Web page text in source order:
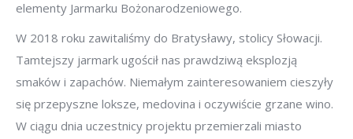
elementy Jarmarku Bożonarodzeniowego.
W 2018 roku zawitaliśmy do Bratysławy, stolicy Słowacji.
Tamtejszy jarmark ugościł nas prawdziwą eksplozją
smaków i zapachów. Niemałym zainteresowaniem cieszyły
się przepyszne loksze, medovina i oczywiście grzane wino.
W ciągu dnia uczestnicy projektu przemierzali miasto